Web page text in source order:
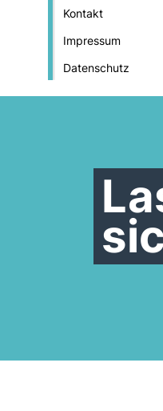
Kontakt
Impressum
Datenschutz